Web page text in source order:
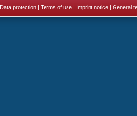
Data protection| Terms of use| Imprint notice| General